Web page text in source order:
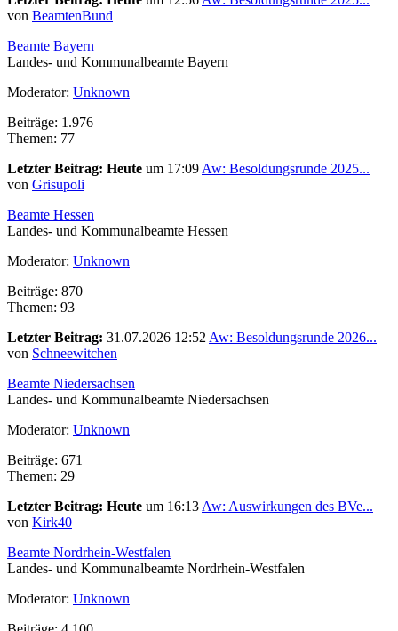
von BeamtenBund
Beamte Bayern
Landes- und Kommunalbeamte Bayern
Moderator: Unknown
Beiträge: 1.976
Themen: 77
Letzter Beitrag: Heute um 17:09 Aw: Besoldungsrunde 2025...
von Grisupoli
Beamte Hessen
Landes- und Kommunalbeamte Hessen
Moderator: Unknown
Beiträge: 870
Themen: 93
Letzter Beitrag: 31.07.2026 12:52 Aw: Besoldungsrunde 2026...
von Schneewitchen
Beamte Niedersachsen
Landes- und Kommunalbeamte Niedersachsen
Moderator: Unknown
Beiträge: 671
Themen: 29
Letzter Beitrag: Heute um 16:13 Aw: Auswirkungen des BVe...
von Kirk40
Beamte Nordrhein-Westfalen
Landes- und Kommunalbeamte Nordrhein-Westfalen
Moderator: Unknown